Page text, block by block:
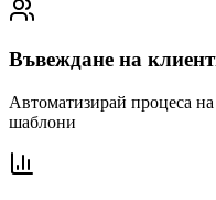
Въвеждане на
Автоматизирай процеса
шаблони